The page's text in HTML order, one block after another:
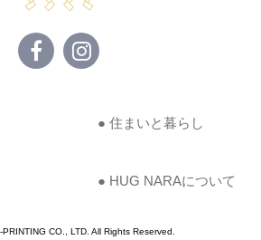
● 住まいと暮らし
● HUG NARAについて
CO., LTD. All Rights Reserved.